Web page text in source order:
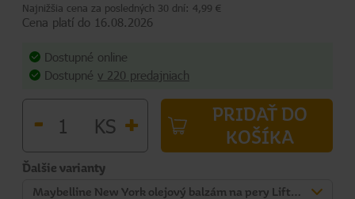
Najnižšia cena za posledných 30 dní: 4,99 €
Cena platí do 16.08.2026
Dostupné online
Dostupné v 220 predajniach
- KS +
PRIDAŤ DO
KOŠÍKA
Ďalšie varianty
Maybelline New York olejový balzám na pery Lifter Glaze 009 Latte Crush 2,8 g